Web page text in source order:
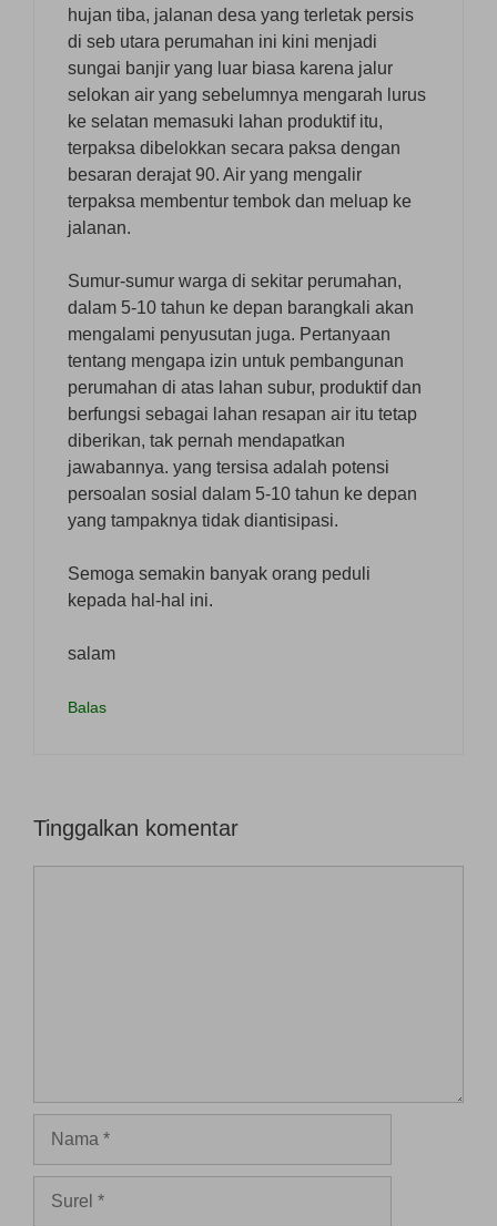
hujan tiba, jalanan desa yang terletak persis
di seb utara perumahan ini kini menjadi
sungai banjir yang luar biasa karena jalur
selokan air yang sebelumnya mengarah lurus
ke selatan memasuki lahan produktif itu,
terpaksa dibelokkan secara paksa dengan
besaran derajat 90. Air yang mengalir
terpaksa membentur tembok dan meluap ke
jalanan.
Sumur-sumur warga di sekitar perumahan,
dalam 5-10 tahun ke depan barangkali akan
mengalami penyusutan juga. Pertanyaan
tentang mengapa izin untuk pembangunan
perumahan di atas lahan subur, produktif dan
berfungsi sebagai lahan resapan air itu tetap
diberikan, tak pernah mendapatkan
jawabannya. yang tersisa adalah potensi
persoalan sosial dalam 5-10 tahun ke depan
yang tampaknya tidak diantisipasi.
Semoga semakin banyak orang peduli
kepada hal-hal ini.
salam
Balas
Tinggalkan komentar